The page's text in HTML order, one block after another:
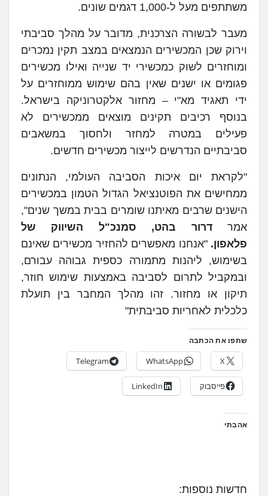
משתתפים מעל ל-1,000 דגמים שונים.
מעבר לבשורה הצרכנית, מדובר על מהלך סביבתי
וירוק שכן המכשירים הנמצאים במצב תקין נמכרים
ומוחזרים לשוק כמכשירי יד שנייה ואילו מכשירים
פגומים או ישנים שאין בהם שימוש ממוחזרים על
ידי תאגיד מא"י – מחזור אלקטרוניקה בישראל.
בנוסף רכיבים תקינים מוצאים ממכשירים לא
פעילים במטרה למחזר ולחסוך במשאבים
סביבתיים הנדרשים לייצור מכשירים חדשים.
"לקראת יום איכות הסביבה העולמי, הנתונים
ממחישים את הפוטנציאל הגדול הטמון במכשירים
הישנים שרבים מאיתנו שומרים בבית במשך שנים",
אמרדרור בהט, סמנכ"ל השיווק של
פלאפון."אנחנו מאפשרים להחזיר מכשירים שאינם
בשימוש, ליהנות מתמורה כספית גבוהה עבורם,
ובמקביל לתרום לסביבה באמצעות שימוש חוזר,
תיקון או מחזור. זהו מהלך המחבר בין תועלת
כלכלית לאחריות סביבתית"
שתפו את הכתבה
X
WhatsApp
Telegram
פייסבוק LinkedIn
אהבתי
חדשות נוספות: